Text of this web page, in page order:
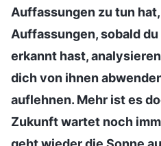
Auffassungen zu tun
Auffassungen, sobald
erkannt hast,
dich von ihnen
auflehnen. Mehr ist es
Zukunft wartet noch